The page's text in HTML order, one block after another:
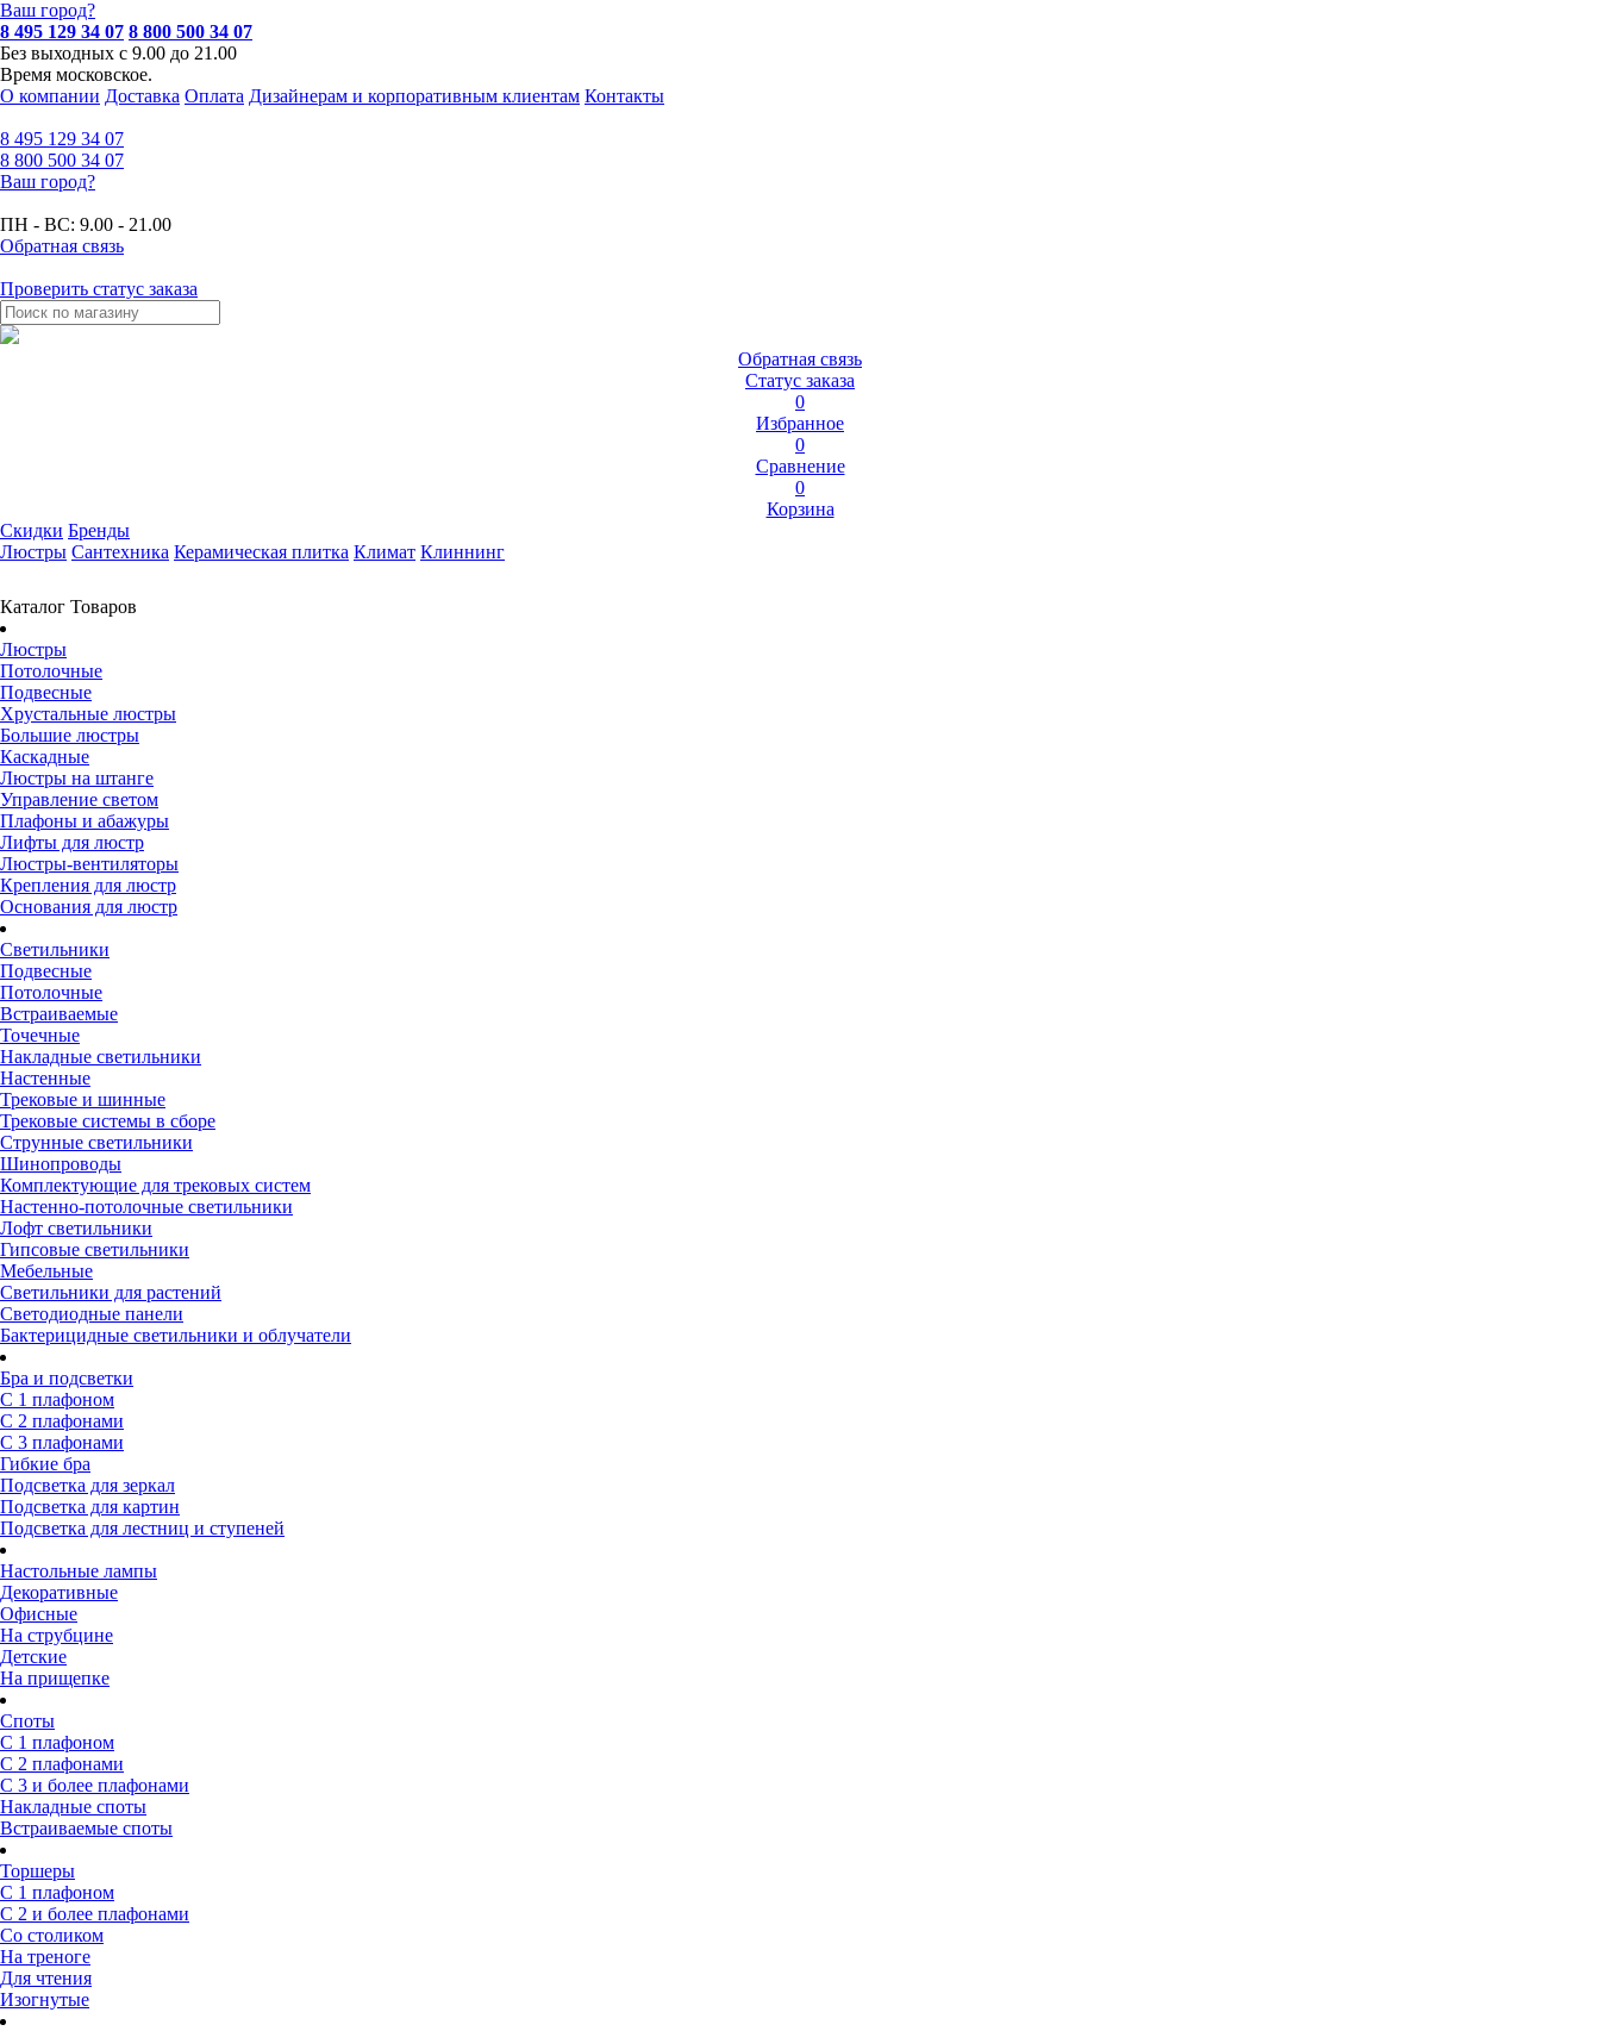
Ваш город?
8 495 129 34 07 8 800 500 34 07
Без выходных с 9.00 до 21.00
Время московское.
О компании Доставка Оплата Дизайнерам и корпоративным клиентам Контакты
8 495 129 34 07
8 800 500 34 07
Ваш город?
ПН - ВС: 9.00 - 21.00
Обратная связь
Проверить статус заказа
Обратная связь
Статус заказа
0
Избранное
0
Сравнение
0
Корзина
Скидки Бренды
Люстры Сантехника Керамическая плитка Климат Клиннинг
Каталог Товаров
Люстры
Потолочные
Подвесные
Хрустальные люстры
Большие люстры
Каскадные
Люстры на штанге
Управление светом
Плафоны и абажуры
Лифты для люстр
Люстры-вентиляторы
Крепления для люстр
Основания для люстр
Светильники
Подвесные
Потолочные
Встраиваемые
Точечные
Накладные светильники
Настенные
Трековые и шинные
Трековые системы в сборе
Струнные светильники
Шинопроводы
Комплектующие для трековых систем
Настенно-потолочные светильники
Лофт светильники
Гипсовые светильники
Мебельные
Светильники для растений
Светодиодные панели
Бактерицидные светильники и облучатели
Бра и подсветки
С 1 плафоном
С 2 плафонами
С 3 плафонами
Гибкие бра
Подсветка для зеркал
Подсветка для картин
Подсветка для лестниц и ступеней
Настольные лампы
Декоративные
Офисные
На струбцине
Детские
На прищепке
Споты
С 1 плафоном
С 2 плафонами
С 3 и более плафонами
Накладные споты
Встраиваемые споты
Торшеры
С 1 плафоном
С 2 и более плафонами
Со столиком
На треноге
Для чтения
Изогнутые